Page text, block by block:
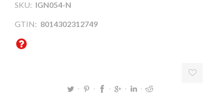
SKU: IGN054-N
GTIN: 8014302312749